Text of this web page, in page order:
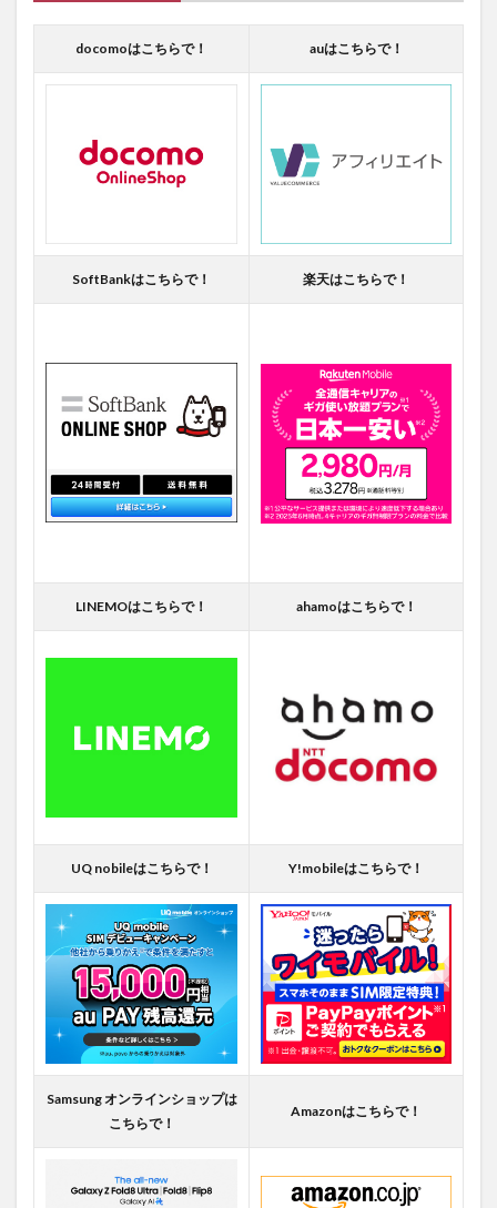
docomoはこちらで！ auはこちらで！
SoftBankはこちらで！ 楽天はこちらで！
LINEMOはこちらで！ ahamoはこちらで！
UQ nobileはこちらで！ Y!mobileはこちらで！
Samsung オンラインショップは
こちらで！
Amazonはこちらで！